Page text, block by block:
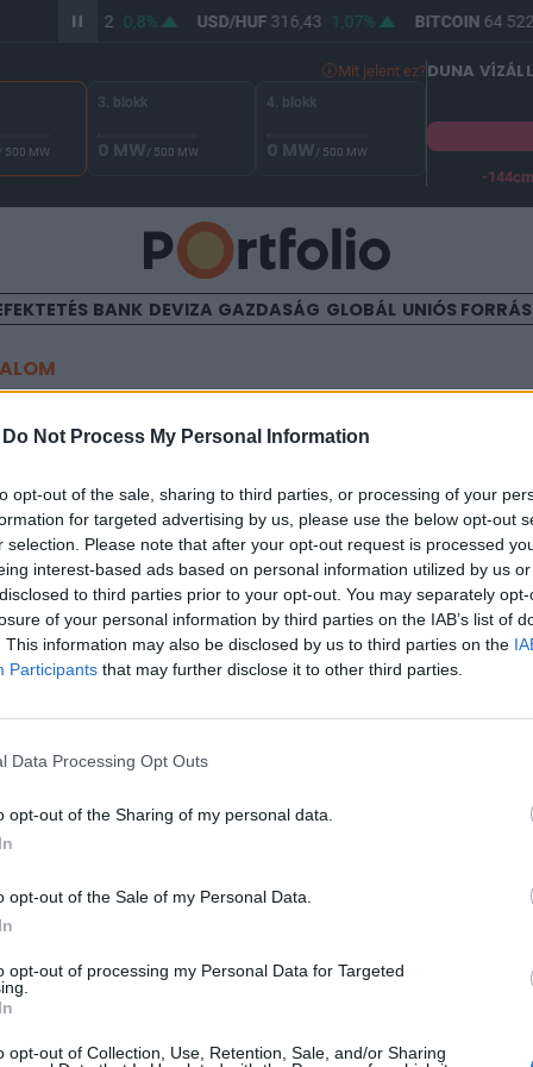
Do Not Process My Personal Information
opt-out of the sale, sharing to third parties, or processing of your
for targeted advertising by us, please use the below opt-out
selection. Please note that after your opt-out request is processed
interest-based ads based on personal information utilized by us
to third parties prior to your opt-out. You may separately
of your personal information by third parties on the IAB’s list of
This information may also be disclosed by us to third parties on the
Participants that may further disclose it to other third parties.
Data Processing Opt Outs
opt-out of the Sharing of my personal data.
opt-out of the Sale of my Personal Data.
opt-out of processing my Personal Data for Targeted
opt-out of Collection, Use, Retention, Sale, and/or Sharing
364,62 0,8% USD/HUF 316,43 1,07% BITCOIN64
Mit jelent ez?
/ 500 MW
3. blokk
0 MW/ 500 MW
4. blokk
0 MW/ 500 MW
DUNA
-144cm
BANK DEVIZA GAZDASÁG GLOBÁL UNIÓS
elnökválasztás 2024: új
a csatatérállamokból
elnökválasztási kampány utolsó két hónapja
CNN és az SSRS által publikált közvélemény-kutatás
kutatás alapján a biztos szavazók körében Wisconsin
ha most lennének a választások. Michiganben 48%-
48% támogatja a demokrata alelnököt, és 47% Trumpot.
portfolio.hu hírarchívumához tartozik, melynek olvasása
cikkarchívum